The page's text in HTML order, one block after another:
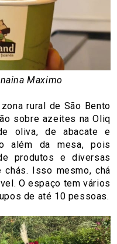
Maximo
rural de São Bento
sobre azeites na Oliq
oliva, de abacate e
além da mesa, pois
produtos e diversas
Isso mesmo, chá
O espaço tem vários
de até 10 pessoas.